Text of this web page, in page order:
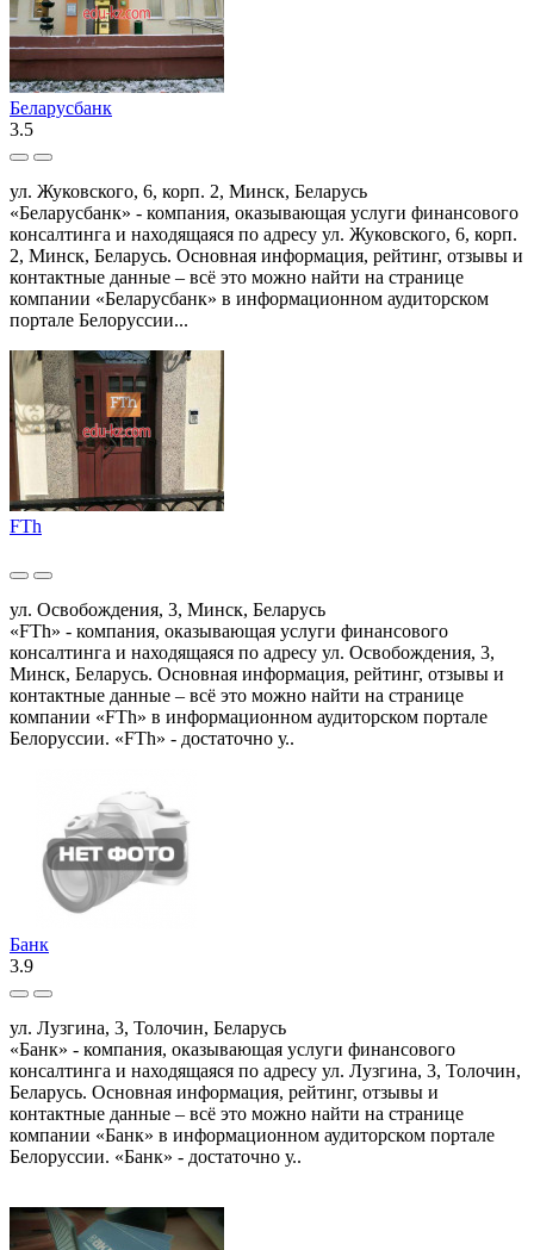
Беларусбанк
3.5
ул. Жуковского, 6, корп. 2, Минск, Беларусь
«Беларусбанк» - компания, оказывающая услуги финансового
консалтинга и находящаяся по адресу ул. Жуковского, 6, корп.
2, Минск, Беларусь. Основная информация, рейтинг, отзывы и
контактные данные – всё это можно найти на странице
компании «Беларусбанк» в информационном аудиторском
портале Белоруссии...
FTh
ул. Освобождения, 3, Минск, Беларусь
«FTh» - компания, оказывающая услуги финансового
консалтинга и находящаяся по адресу ул. Освобождения, 3,
Минск, Беларусь. Основная информация, рейтинг, отзывы и
контактные данные – всё это можно найти на странице
компании «FTh» в информационном аудиторском портале
Белоруссии. «FTh» - достаточно у..
Банк
3.9
ул. Лузгина, 3, Толочин, Беларусь
«Банк» - компания, оказывающая услуги финансового
консалтинга и находящаяся по адресу ул. Лузгина, 3, Толочин,
Беларусь. Основная информация, рейтинг, отзывы и
контактные данные – всё это можно найти на странице
компании «Банк» в информационном аудиторском портале
Белоруссии. «Банк» - достаточно у..